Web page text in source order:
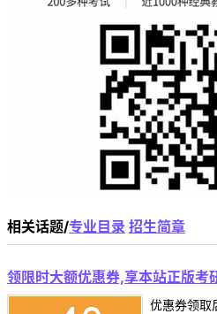
相关话题/专业目录 招生简章
领限时大额优惠券,享本站正版考
优惠券领取